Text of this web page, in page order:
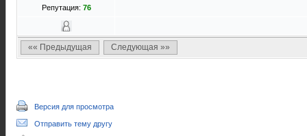
Репутация: 76
«« Предыдущая Следующая »»
Версия для просмотра
Отправить тему другу